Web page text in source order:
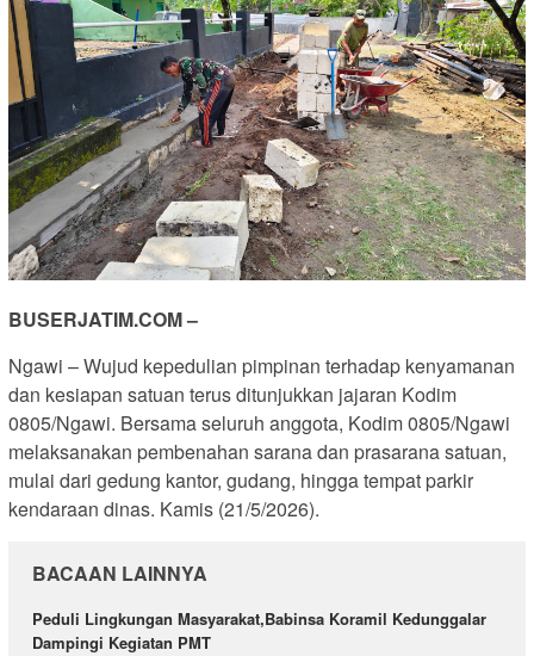
BUSERJATIM.COM –
Ngawi – Wujud kepedulian pimpinan terhadap kenyamanan
dan kesiapan satuan terus ditunjukkan jajaran Kodim
0805/Ngawi. Bersama seluruh anggota, Kodim 0805/Ngawi
melaksanakan pembenahan sarana dan prasarana satuan,
mulai dari gedung kantor, gudang, hingga tempat parkir
kendaraan dinas. Kamis (21/5/2026).
BACAAN LAINNYA
Peduli Lingkungan Masyarakat,Babinsa Koramil Kedunggalar
Dampingi Kegiatan PMT